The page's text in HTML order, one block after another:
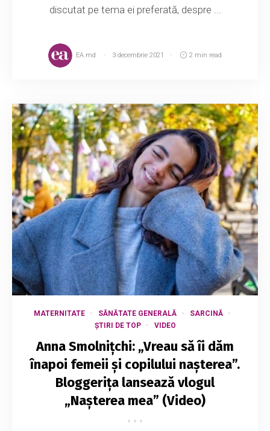
discutat pe tema ei preferată, despre ...
EA.md 3 decembrie 2021 2 min read
MATERNITATE SĂNĂTATE GENERALĂ
SARCINĂ
ȘTIRI DE TOP
VIDEO
Anna Smolnițchi: „Vreau să îi dăm
înapoi femeii și copilului nașterea”.
Bloggerița lansează vlogul
„Nașterea mea” (Video)